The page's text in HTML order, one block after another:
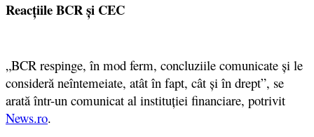
Reacţiile BCR și CEC
„BCR respinge, în mod ferm, concluziile comunicate şi le
consideră neîntemeiate, atât în fapt, cât şi în drept”, se
arată într-un comunicat al instituţiei financiare, potrivit
News.ro.